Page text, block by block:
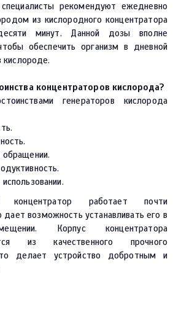
рекомендуют ежедневно
из кислородного концентратора
минут. Данной дозы вполне
обеспечить организм в дневной
кислороде.
концентраторов кислорода?
генераторов кислорода
обращении.
концентратор работает почти
возможность устанавливать его в
Корпус концентратора
из качественного прочного
делает устройство добротным и